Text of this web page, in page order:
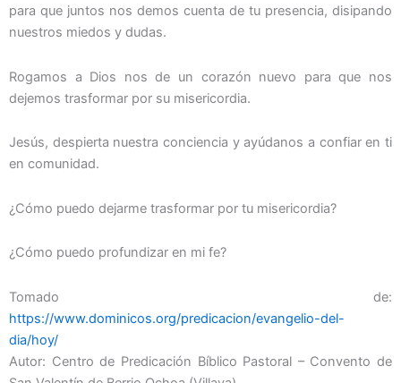
para que juntos nos demos cuenta de tu presencia, disipando
nuestros miedos y dudas.
Rogamos a Dios nos de un corazón nuevo para que nos
dejemos trasformar por su misericordia.
Jesús, despierta nuestra conciencia y ayúdanos a confiar en ti
en comunidad.
¿Cómo puedo dejarme trasformar por tu misericordia?
¿Cómo puedo profundizar en mi fe?
Tomado de:
https://www.dominicos.org/predicacion/evangelio-del-
dia/hoy/
Autor: Centro de Predicación Bíblico Pastoral – Convento de